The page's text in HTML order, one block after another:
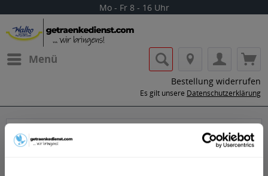
Mo - Fr 8 - 16 Uhr
Menü
Bestellung widerrufen
Es gilt unsere Datenschutzerklärung
Partisan